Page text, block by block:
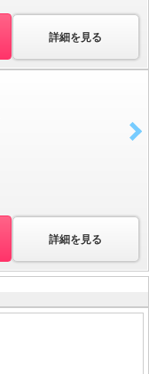
詳細を見る
詳細を見る